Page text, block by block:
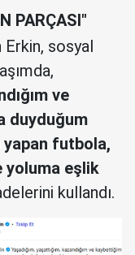
PARÇASI"
sosyal
ve
duyduğum
yapan futbola,
yoluma eşlik
kullandı.